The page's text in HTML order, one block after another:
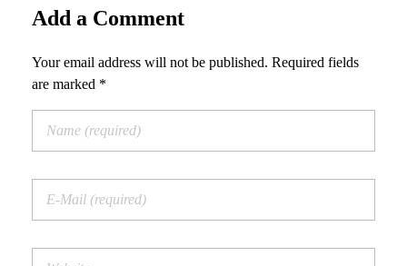
Add a Comment
Your email address will not be published. Required fields
are marked *